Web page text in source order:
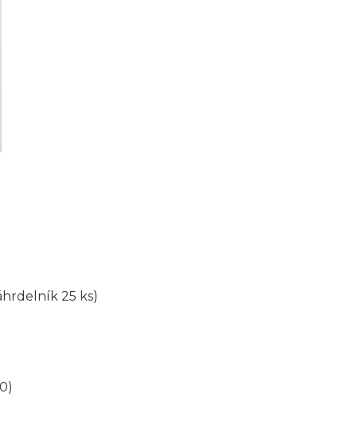
25 ks)